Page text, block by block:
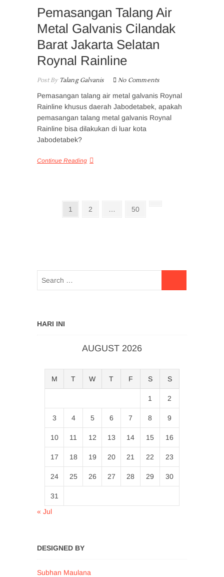
Pemasangan Talang Air
Metal Galvanis Cilandak
Barat Jakarta Selatan
Roynal Rainline
Post ByTalang Galvanis No Comments
Pemasangan talang air metal galvanis Roynal
Rainline khusus daerah Jabodetabek, apakah
pemasangan talang metal galvanis Roynal
Rainline bisa dilakukan di luar kota
Jabodetabek?
Continue Reading
Page
1 Page
2 … Page
50
HARI INI
AUGUST 2026
M T W T F S S
1 2
3 4 5 6 7 8 9
10 11 12 13 14 15 16
17 18 19 20 21 22 23
24 25 26 27 28 29 30
31
« Jul
DESIGNED BY
Subhan Maulana